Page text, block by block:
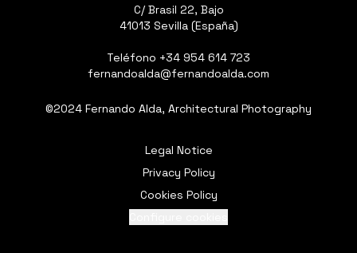
C/ Brasil 22, Bajo
41013 Sevilla (España)
Teléfono +34 954 614 723
fernandoalda@fernandoalda.com
©2024 Fernando Alda, Architectural Photography
Legal Notice
Privacy Policy
Cookies Policy